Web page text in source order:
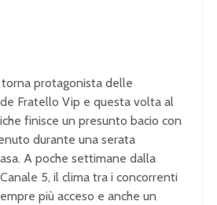
torna protagonista delle
Fratello Vip e questa volta al
finisce un presunto bacio con
durante una serata
A poche settimane dalla
5, il clima tra i concorrenti
più acceso e anche un